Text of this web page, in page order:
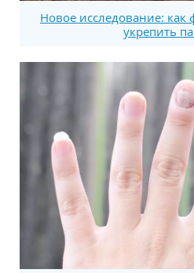
Новое исследование: как
укрепить